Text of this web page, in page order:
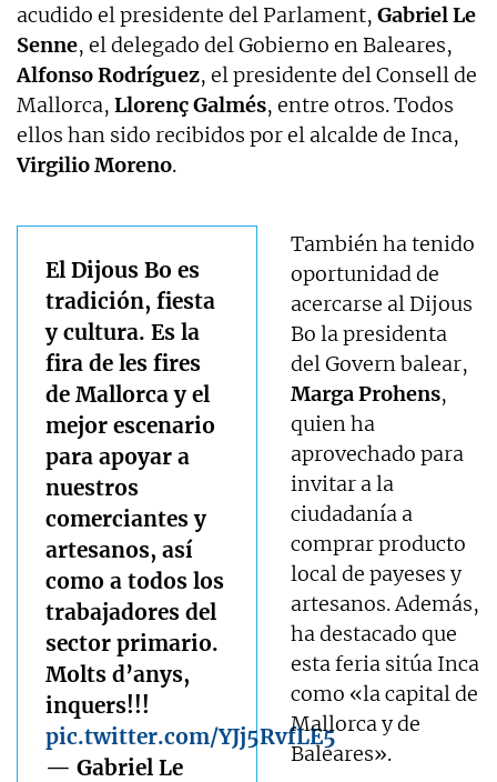
acudido el presidente del Parlament, Gabriel Le
Senne, el delegado del Gobierno en Baleares,
Alfonso Rodríguez, el presidente del Consell de
Mallorca, Llorenç Galmés, entre otros. Todos
ellos han sido recibidos por el alcalde de Inca,
Virgilio Moreno.
El Dijous Bo es
tradición, fiesta
y cultura. Es la
fira de les fires
de Mallorca y el
mejor escenario
para apoyar a
nuestros
comerciantes y
artesanos, así
como a todos los
trabajadores del
sector primario.
Molts d’anys,
inquers!!!
pic.twitter.com/YJj5RvfLE5
— Gabriel Le
También ha tenido
oportunidad de
acercarse al Dijous
Bo la presidenta
del Govern balear,
Marga Prohens,
quien ha
aprovechado para
invitar a la
ciudadanía a
comprar producto
local de payeses y
artesanos. Además,
ha destacado que
esta feria sitúa Inca
como «la capital de
Mallorca y de
Baleares».